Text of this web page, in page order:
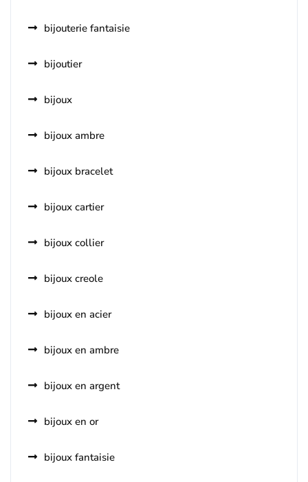
bijouterie fantaisie
bijoutier
bijoux
bijoux ambre
bijoux bracelet
bijoux cartier
bijoux collier
bijoux creole
bijoux en acier
bijoux en ambre
bijoux en argent
bijoux en or
bijoux fantaisie